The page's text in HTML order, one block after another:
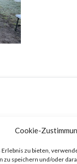
Cookie-
zu bieten,
zu speichern und/oder